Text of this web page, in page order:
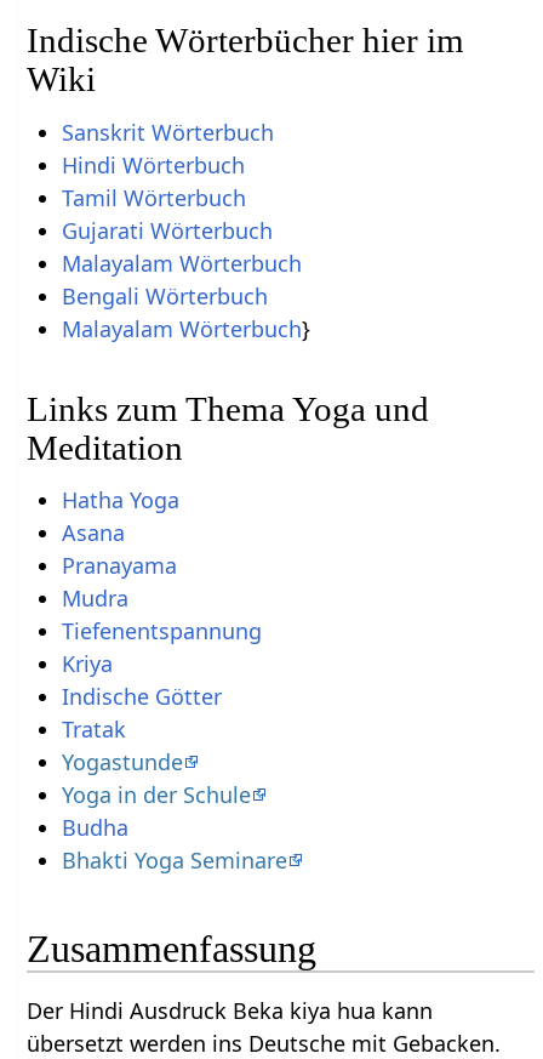
Indische Wörterbücher hier im
Wiki
Sanskrit Wörterbuch
Hindi Wörterbuch
Tamil Wörterbuch
Gujarati Wörterbuch
Malayalam Wörterbuch
Bengali Wörterbuch
Malayalam Wörterbuch}
Links zum Thema Yoga und
Meditation
Hatha Yoga
Asana
Pranayama
Mudra
Tiefenentspannung
Kriya
Indische Götter
Tratak
Yogastunde
Yoga in der Schule
Budha
Bhakti Yoga Seminare
Zusammenfassung
Der Hindi Ausdruck Beka kiya hua kann
übersetzt werden ins Deutsche mit Gebacken.